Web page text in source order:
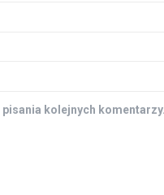
kolejnych komentarzy.